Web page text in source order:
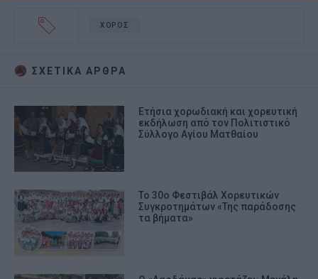
ΧΟΡΟΣ
ΣΧΕΤΙΚA AΡΘΡΑ
Ετήσια χορωδιακή και χορευτική
εκδήλωση από τον Πολιτιστικό
Σύλλογο Αγίου Ματθαίου
Το 30ο Φεστιβάλ Χορευτικών
Συγκροτημάτων «Της παράδοσης
τα βήματα»